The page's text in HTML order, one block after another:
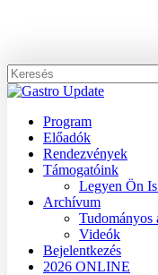
content
Close
Menu
Program
Előadók
Rendezvények
Támogatóink
Legyen Ön
Archívum
Tudományos
Videók
Bejelentkezés
2026 ONLINE